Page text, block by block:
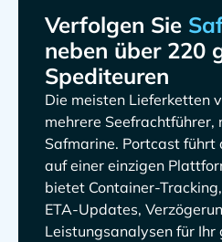
Verfolgen Sie
neben über 220
Spediteuren
Die meisten Lieferketten
mehrere Seefrachtführer,
. Portcast führt
auf einer einzigen
bietet Container-
ETA-Updates,
Leistungsanalysen für Ihr